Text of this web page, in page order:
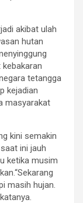
akibat ulah
hutan
tetangga
kejadian
masyarakat
kini semakin
ini jauh
ketika musim
masih hujan.